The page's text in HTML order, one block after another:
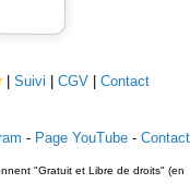
| Suivi CGV| Contact
- Page YouTube- Contact
"Gratuit et Libre de droits" (en